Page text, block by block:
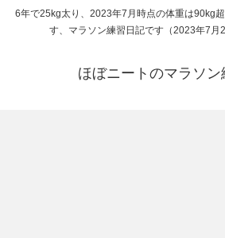
6年で25kg太り、2023年7月時点の体重は90kg
す、マラソン練習日記です（2023年7月
ほぼニートのマラソ